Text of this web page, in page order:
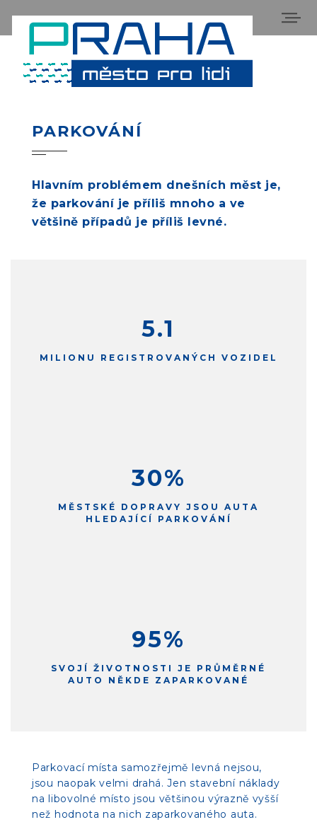
PARKOVÁNÍ
Hlavním problémem dnešních měst je,
že parkování je příliš mnoho a ve
většině případů je příliš levné.
5.1
MILIONU REGISTROVANÝCH VOZIDEL
30%
MĚSTSKÉ DOPRAVY JSOU AUTA
HLEDAJÍCÍ PARKOVÁNÍ
95%
SVOJÍ ŽIVOTNOSTI JE PRŮMĚRNÉ
AUTO NĚKDE ZAPARKOVANÉ
Parkovací místa samozřejmě levná nejsou,
jsou naopak velmi drahá. Jen stavební náklady
na libovolné místo jsou většinou výrazně vyšší
než hodnota na nich zaparkovaného auta.